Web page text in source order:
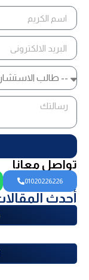
تواصل معانا
01020226226
أحدث